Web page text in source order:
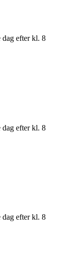
efter kl. 8
efter kl. 8
efter kl. 8